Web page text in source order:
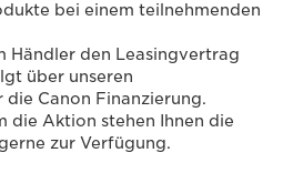
bei einem teilnehmenden
Händler den Leasingvertrag
über unseren
Canon Finanzierung.
die Aktion stehen Ihnen die
zur Verfügung.